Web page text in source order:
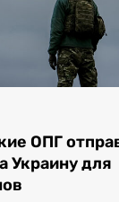
ОПГ
Украину для